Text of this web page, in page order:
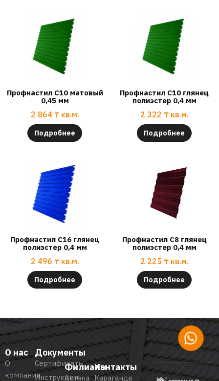
Профнастил С10 матовый
0,45 мм
2 864 ₸ кв.м.
Подробнее
Профнастил С10 глянец
полиэстер 0,4 мм
2 322 ₸ кв.м.
Подробнее
Профнастил С16 глянец
полиэстер 0,4 мм
2 496 ₸ кв.м.
Подробнее
Профнастил С8 глянец
полиэстер 0,4 мм
2 225 ₸ кв.м.
Подробнее
О нас
О
компании
Документы
Сертификаты
Инструкции
Филиалы
Астана
Контакты
Караганда